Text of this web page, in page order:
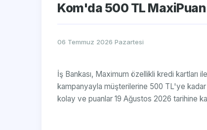
Kom'da 500 TL
06 Temmuz 2026 Pazartesi
İş Bankası, Maximum özellikli kredi kartları
kampanyayla müşterilerine 500 TL'ye
kolay ve puanlar 19 Ağustos 2026 tarihine